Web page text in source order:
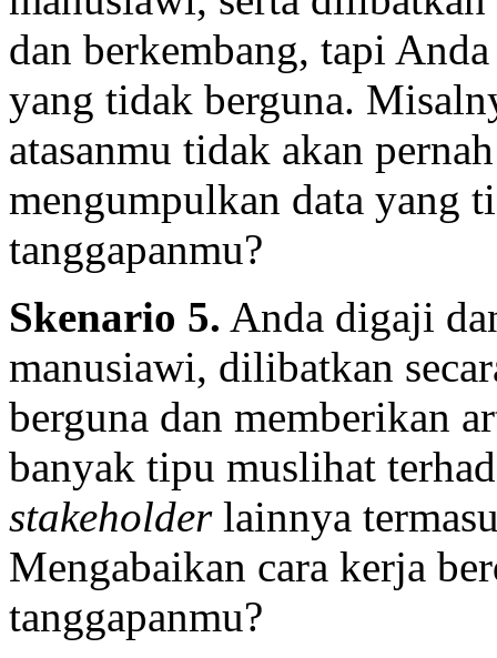
dan berkembang, tapi
yang tidak berguna.
atasanmu tidak akan
mengumpulkan data yang
tanggapanmu?
Skenario 5. Anda digaji
manusiawi, dilibatkan
berguna dan memberikan
banyak tipu muslihat
stakeholderlainnya
Mengabaikan cara kerja
tanggapanmu?